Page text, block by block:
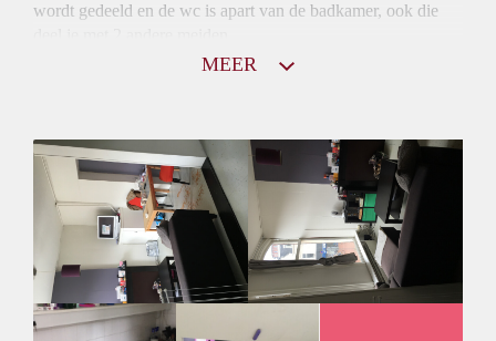
wordt gedeeld en de wc is apart van de badkamer, ook die
Bank, koelkast en kookplaat moet worden overgenomen
MEER